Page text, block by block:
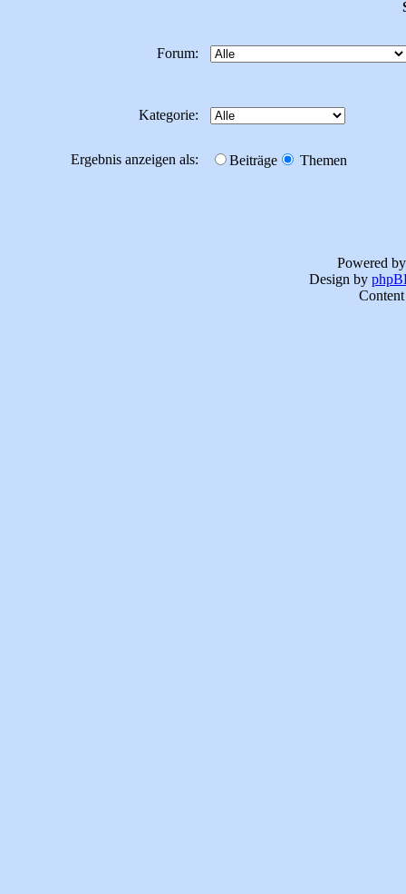
Forum:
Kategorie:
Ergebnis anzeigen als: Beiträge Themen
Powered
Design by